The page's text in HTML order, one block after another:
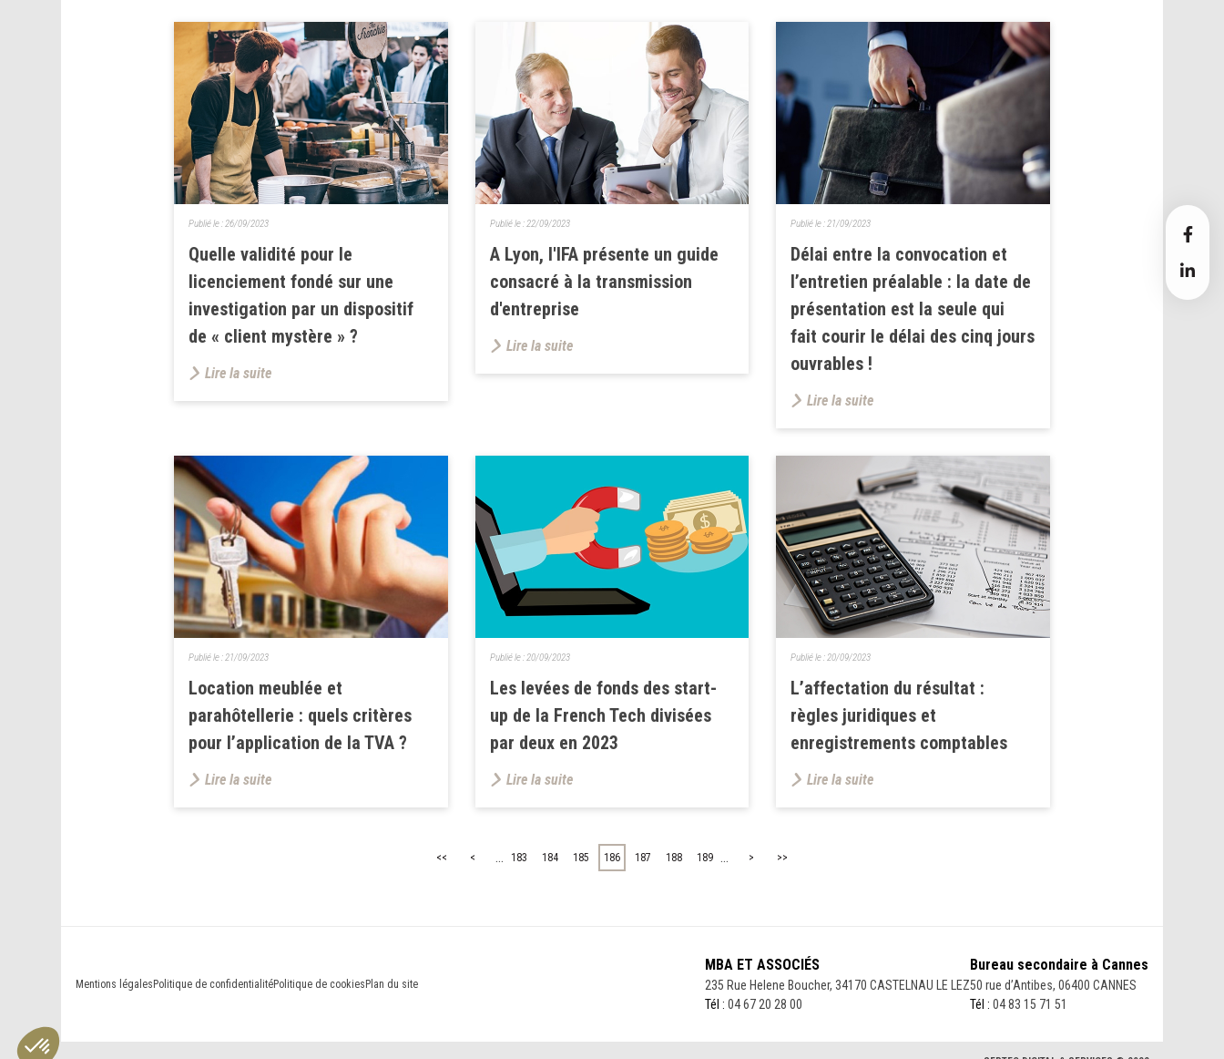
Quelle validité pour le
licenciement fondé sur une
investigation par un dispositif
de « client mystère » ?
Publié le :26/09/2023
Lire la suite
A Lyon, l'IFA présente un guide
consacré à la transmission
d'entreprise
Publié le :22/09/2023
Lire la suite
Délai entre la convocation et
l’entretien préalable : la date de
présentation est la seule qui
fait courir le délai des cinq jours
ouvrables !
Publié le :21/09/2023
Lire la suite
Location meublée et
parahôtellerie : quels critères
pour l’application de la TVA ?
Publié le :21/09/2023
Lire la suite
Les levées de fonds des start-
up de la French Tech divisées
par deux en 2023
Publié le :20/09/2023
Lire la suite
L’affectation du résultat :
règles juridiques et
enregistrements comptables
Publié le :20/09/2023
Lire la suite
<< < ... 183 184 185 186 187 188 189 ... > >>
Mentions légales Politique de confidentialitéPolitique de cookies Plan du site
MBA ET ASSOCIÉS
235 Rue Helene Boucher, 34170 CASTELNAU LE LEZ
Tél : 04 67 20 28 00
Bureau secondaire à Cannes
50 rue d’Antibes, 06400 CANNES
Tél : 04 83 15 71 51